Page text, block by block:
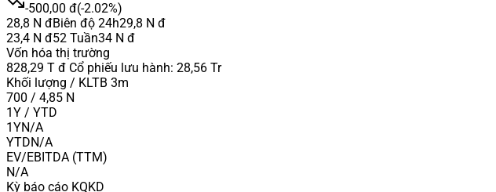
-500,00 đ(-2.02%)
28,8 N đBiên độ 24h29,8 N đ
23,4 N đ52 Tuần34 N đ
Vốn hóa thị trường
828,29 T đ Cổ phiếu lưu hành: 28,56 Tr
Khối lượng / KLTB 3m
700 / 4,85 N
1Y / YTD
1YN/A
YTDN/A
EV/EBITDA (TTM)
N/A
Kỳ báo cáo KQKD